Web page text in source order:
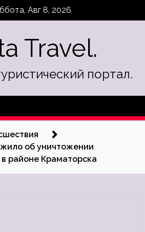
Авг 8, 2026
Travel.
портал.
об уничтожении
в районе Краматорска